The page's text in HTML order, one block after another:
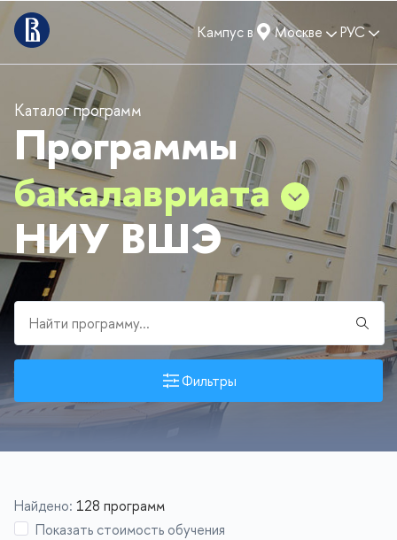
Кампус в Москве РУС
Каталог программ
Программы
бакалавриата
НИУ ВШЭ
Фильтры
Найдено: 128 программ
Показать стоимость обучения